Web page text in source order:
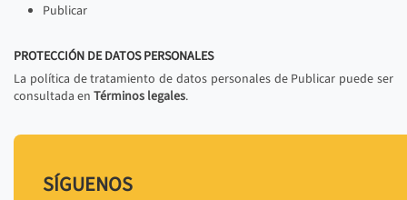
Publicar
PROTECCIÓN DE DATOS PERSONALES
La política de tratamiento de datos personales de Publicar puede ser
consultada en Términos legales.
SÍGUENOS